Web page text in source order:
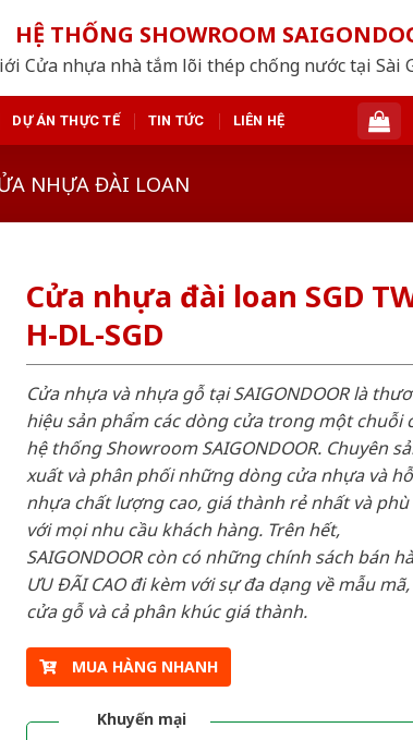
HỆ THỐNG SHOWROOM
Cửa nhựa nhà tắm lõi thép chống nước tại Sài
DỰ ÁN THỰC TẾ TIN TỨC LIÊN HỆ
NHỰA ĐÀI LOAN
Cửa nhựa đài loan SGD
H-DL-SGD
Cửa nhựa và nhựa gỗ tại SAIGONDOOR là
hiệu sản phẩm các dòng cửa trong một chuỗi
hệ thống Showroom SAIGONDOOR. Chuyên
xuất và phân phối những dòng cửa nhựa và
nhựa chất lượng cao, giá thành rẻ nhất và
với mọi nhu cầu khách hàng. Trên hết,
SAIGONDOOR còn có những chính sách bán
ƯU ĐÃI CAO đi kèm với sự đa dạng về mẫu
cửa gỗ và cả phân khúc giá thành.
MUA HÀNG NHANH
Khuyến mại